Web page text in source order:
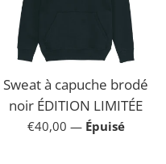
Sweat à capuche brodé
noir ÉDITION LIMITÉE
Prix
€40,00 — Épuisé